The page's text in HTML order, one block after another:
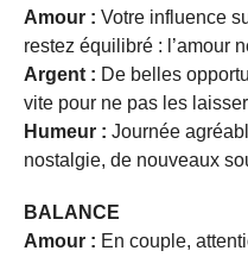
Amour : Votre influence
restez équilibré : l’amour
Argent : De belles
vite pour ne pas les
Humeur : Journée
nostalgie, de nouveaux
BALANCE
Amour : En couple,